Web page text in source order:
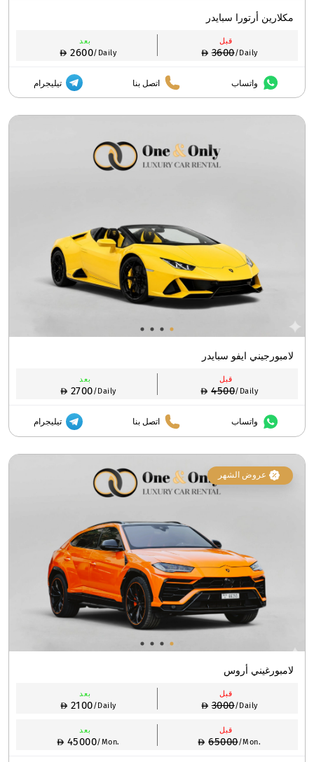
مكلارين أرتورا سبايدر
قبل
3600/Daily
بعد
2600/Daily
واتساب اتصل بنا تيليجرام
لامبورجيني ايفو سبايدر
قبل
4500/Daily
بعد
2700/Daily
واتساب اتصل بنا تيليجرام
عروض الشهر
لامبورغيني أروس
قبل
3000/Daily
بعد
2100/Daily
قبل
65000/Mon.
بعد
45000/Mon.